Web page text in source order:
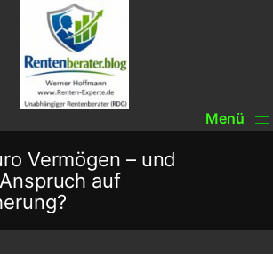
Vermögen – und
auf